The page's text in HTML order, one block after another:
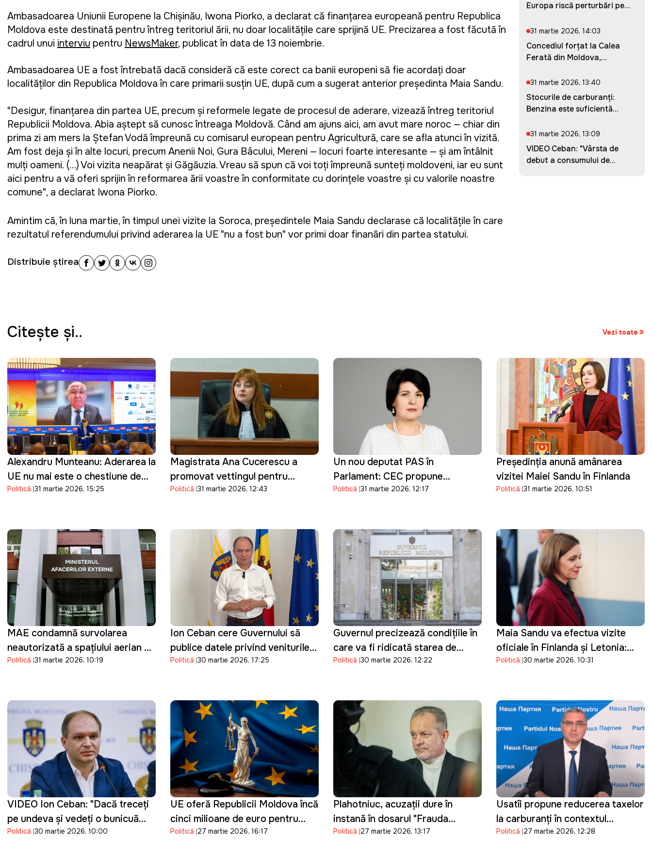
Ambasadoarea Uniunii Europene la Chișinău, Iwona Piorko, a declarat că finanțarea europeană pentru Republica
Moldova este destinată pentru întreg teritoriul țării, nu doar localitățile care sprijină UE. Precizarea a fost făcută în
cadrul unui interviu pentru NewsMaker, publicat în data de 13 noiembrie.
Ambasadoarea UE a fost întrebată dacă consideră că este corect ca banii europeni să fie acordați doar
localităților din Republica Moldova în care primarii susțin UE, după cum a sugerat anterior președinta Maia Sandu.
"Desigur, finanțarea din partea UE, precum și reformele legate de procesul de aderare, vizează întreg teritoriul
Republicii Moldova. Abia aștept să cunosc întreaga Moldovă. Când am ajuns aici, am avut mare noroc — chiar din
prima zi am mers la Ștefan Vodă împreună cu comisarul european pentru Agricultură, care se afla atunci în vizită.
Am fost deja și în alte locuri, precum Anenii Noi, Gura Bâcului, Mereni — locuri foarte interesante — și am întâlnit
mulți oameni. (…) Voi vizita neapărat și Găgăuzia. Vreau să spun că voi toți împreună sunteți moldoveni, iar eu sunt
aici pentru a vă oferi sprijin în reformarea țării voastre în conformitate cu dorințele voastre și cu valorile noastre
comune", a declarat Iwona Piorko.
Amintim că, în luna martie, în timpul unei vizite la Soroca, președintele Maia Sandu declarase că localitățile în care
rezultatul referendumului privind aderarea la UE "nu a fost bun" vor primi doar finanțări din partea statului.
Distribuie știrea
Europa riscă perturbări pe...
31 martie 2026, 14:03
Concediul forțat la Calea
Ferată din Moldova,
31 martie 2026, 13:40
Stocurile de carburanți:
Benzina este suficientă
31 martie 2026, 13:09
VIDEO Ceban: "Vârsta de
debut a consumului de
Citeşte şi.. Vezi toate
Alexandru Munteanu: Aderarea la
UE nu mai este o chestiune de
"dacă", ci de "cât de repede"
Politică 31 martie 2026, 15:25
Magistrata Ana Cucerescu a
promovat vettingul pentru
funcția de judecător la CSJ
Politică 31 martie 2026, 12:43
Un nou deputat PAS în
Parlament: CEC propune
validarea mandatului Silviei
Politică 31 martie 2026, 12:17
Președinția anunță amânarea
vizitei Maiei Sandu în Finlanda
Politică 31 martie 2026, 10:51
MAE condamnă survolarea
neautorizată a spațiului aerian al
Republicii Moldova de o dronă
Politică 31 martie 2026, 10:19
Ion Ceban cere Guvernului să
publice datele privind veniturile
suplimentare din majorarea
Politică 30 martie 2026, 17:25
Guvernul precizează condițiile în
care va fi ridicată starea de
urgență din sectorul energetic
Politică 30 martie 2026, 12:22
Maia Sandu va efectua vizite
oficiale în Finlanda și Letonia:
Discuțiile vor viza parcursul
Politică 30 martie 2026, 10:31
VIDEO Ion Ceban: "Dacă treceți
pe undeva și vedeți o bunicuță
care vinde flori de sezon,
Politică 30 martie 2026, 10:00
UE oferă Republicii Moldova încă
cinci milioane de euro pentru
reforma justiției și consolidarea
Politică 27 martie 2026, 16:17
Plahotniuc, acuzații dure în
instanță în dosarul "Frauda
bancară": "Procurorii au
Politică 27 martie 2026, 13:17
Usatîi propune reducerea taxelor
la carburanți în contextul
scumpirilor:"Statul câștigă,
Politică 27 martie 2026, 12:28